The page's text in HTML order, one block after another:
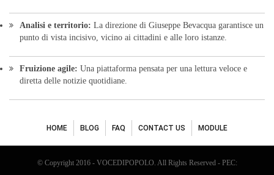
Analisi e territorio: La direzione di Giuseppe Bevacqua garantisce un
punto di vista incisivo, vicino ai cittadini e alle loro istanze.
Fruizione agile: Una piattaforma pensata per una lettura veloce e
diretta delle notizie quotidiane.
HOME BLOG FAQ CONTACT US MODULE
© Copyright 2016 - VOCEDIPOPOLO. All Rights Reserved - PEC: